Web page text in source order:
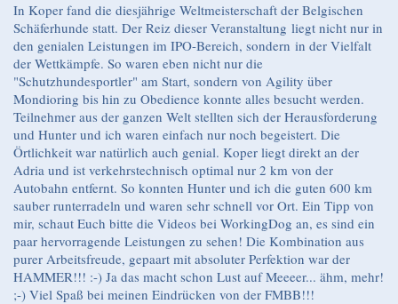
In Koper fand die diesjährige Weltmeisterschaft der Belgischen
Schäferhunde statt. Der Reiz dieser Veranstaltung liegt nicht nur in
den genialen Leistungen im IPO-Bereich, sondern in der Vielfalt
der Wettkämpfe. So waren eben nicht nur die
"Schutzhundesportler" am Start, sondern von Agility über
Mondioring bis hin zu Obedience konnte alles besucht werden.
Teilnehmer aus der ganzen Welt stellten sich der Herausforderung
und Hunter und ich waren einfach nur noch begeistert. Die
Örtlichkeit war natürlich auch genial. Koper liegt direkt an der
Adria und ist verkehrstechnisch optimal nur 2 km von der
Autobahn entfernt. So konnten Hunter und ich die guten 600 km
sauber runterradeln und waren sehr schnell vor Ort. Ein Tipp von
mir, schaut Euch bitte die Videos bei WorkingDog an, es sind ein
paar hervorragende Leistungen zu sehen! Die Kombination aus
purer Arbeitsfreude, gepaart mit absoluter Perfektion war der
HAMMER!!! :-) Ja das macht schon Lust auf Meeeer... ähm, mehr!
;-) Viel Spaß bei meinen Eindrücken von der FMBB!!!